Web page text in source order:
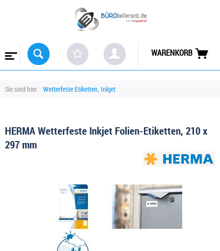
WARENKORB
Sie sind hier: Wetterfeste Etiketten, Inkjet
HERMA Wetterfeste Inkjet Folien-Etiketten, 210 x
297 mm